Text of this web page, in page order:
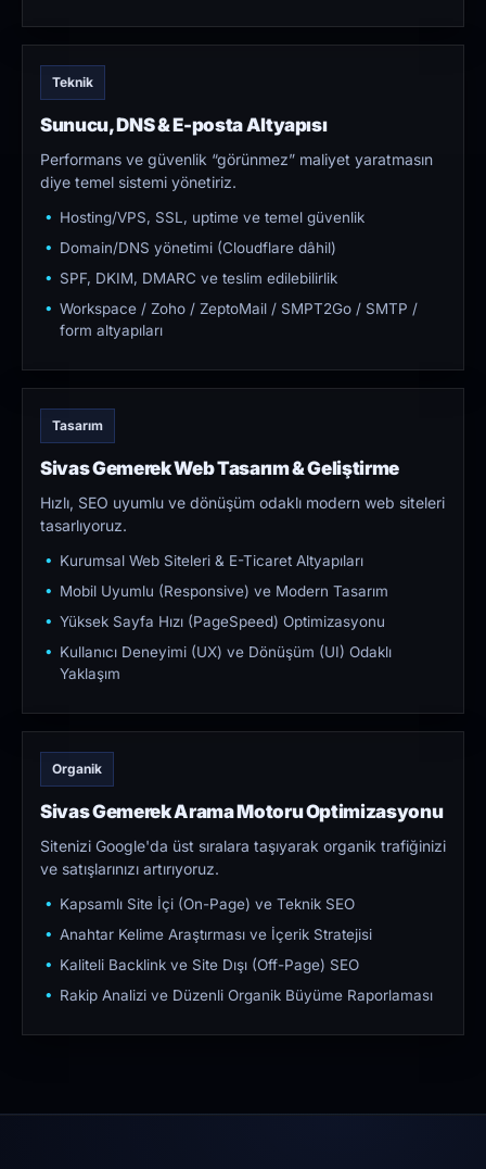
Teknik
Sunucu, DNS & E-posta Altyapısı
Performans ve güvenlik “görünmez” maliyet yaratmasın
diye temel sistemi yönetiriz.
Hosting/VPS, SSL, uptime ve temel güvenlik
Domain/DNS yönetimi (Cloudflare dâhil)
SPF, DKIM, DMARC ve teslim edilebilirlik
Workspace / Zoho / ZeptoMail / SMPT2Go / SMTP /
form altyapıları
Tasarım
Sivas Gemerek Web Tasarım & Geliştirme
Hızlı, SEO uyumlu ve dönüşüm odaklı modern web siteleri
tasarlıyoruz.
Kurumsal Web Siteleri & E-Ticaret Altyapıları
Mobil Uyumlu (Responsive) ve Modern Tasarım
Yüksek Sayfa Hızı (PageSpeed) Optimizasyonu
Kullanıcı Deneyimi (UX) ve Dönüşüm (UI) Odaklı
Yaklaşım
Organik
Sivas Gemerek Arama Motoru Optimizasyonu
Sitenizi Google'da üst sıralara taşıyarak organik trafiğinizi
ve satışlarınızı artırıyoruz.
Kapsamlı Site İçi (On-Page) ve Teknik SEO
Anahtar Kelime Araştırması ve İçerik Stratejisi
Kaliteli Backlink ve Site Dışı (Off-Page) SEO
Rakip Analizi ve Düzenli Organik Büyüme Raporlaması